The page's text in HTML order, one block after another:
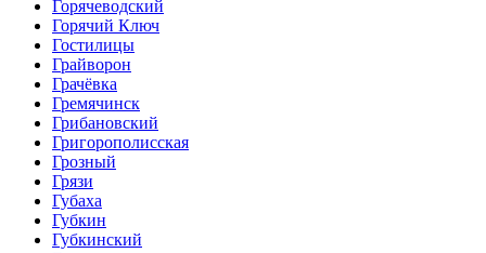
Горячеводский
Горячий Ключ
Гостилицы
Грайворон
Грачёвка
Гремячинск
Грибановский
Григорополисская
Грозный
Грязи
Губаха
Губкин
Губкинский